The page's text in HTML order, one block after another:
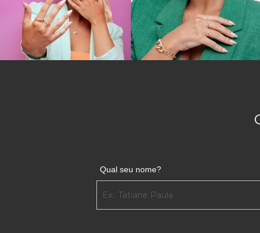
Qual seu nome?